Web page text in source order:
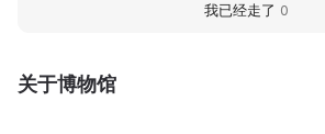
关于博物馆
我已经走了 0